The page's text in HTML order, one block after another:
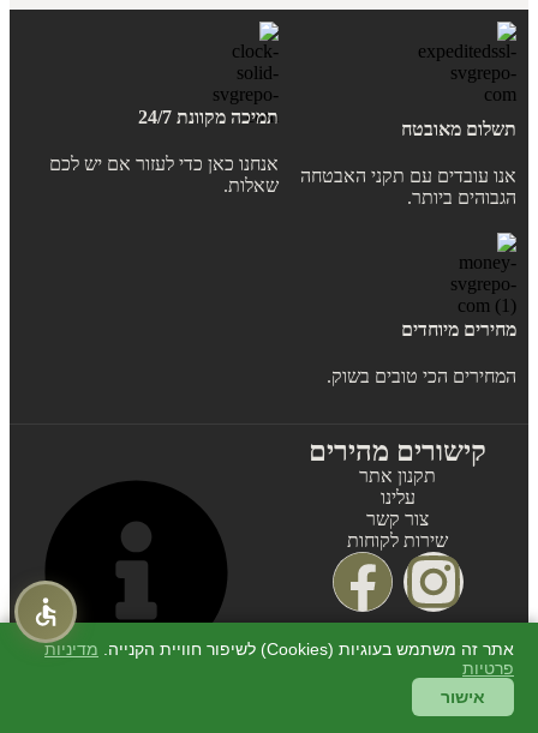
תשלום מאובטח
אנו עובדים עם תקני האבטחה
הגבוהים ביותר.
תמיכה מקוונת 24/7
אנחנו כאן כדי לעזור אם יש לכם
שאלות.
מחירים מיוחדים
המחירים הכי טובים בשוק.
קישורים מהירים
תקנון אתר
עלינו
צור קשר
שירות לקוחות
אתר זה משתמש בעוגיות (Cookies) לשיפור חוויית הקנייה.
מדיניות
פרטיות
אישור